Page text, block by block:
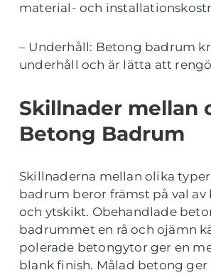
material- och
– Underhåll: Betong badrum
underhåll och är lätta att
Skillnader mellan
Betong Badrum
Skillnaderna mellan olika
badrum beror främst på val av
och ytskikt. Obehandlade
badrummet en rå och ojämn
polerade betongytor ger en
blank finish. Målad betong